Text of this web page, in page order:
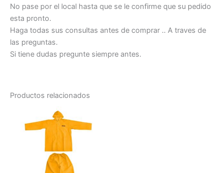
No pase por el local hasta que se le confirme que su pedido
esta pronto.
Haga todas sus consultas antes de comprar .. A traves de
las preguntas.
Si tiene dudas pregunte siempre antes.
Productos relacionados